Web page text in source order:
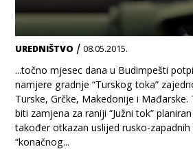
UREDNIŠTVO /08.05.2015.
...točno mjesec dana u Budimpešti
namjere gradnje “Turskog toka”
Turske, Grčke, Makedonije i
biti zamjena za raniji “Južni tok”
također otkazan uslijed rusko-
“konačnog...